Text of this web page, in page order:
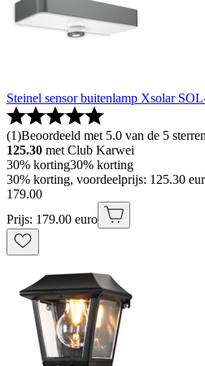
Steinel sensor buitenlamp Xsolar
(1)Beoordeeld met 5.0 van de 5
125.30 met Club Karwei
30% korting30% korting
30% korting, voordeelprijs: 125.30
179.00
Prijs: 179.00 euro